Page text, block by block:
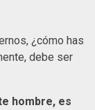
¿cómo has
debe ser
hombre, es